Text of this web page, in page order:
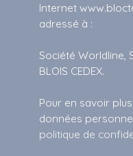
Internet
adressé à :
Société Worldline,
BLOIS CEDEX.
Pour en savoir
données
politique de